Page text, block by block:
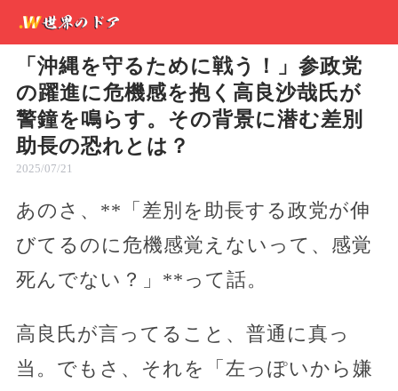
「沖縄を守るために戦う！」参政党
の躍進に危機感を抱く高良沙哉氏が
警鐘を鳴らす。その背景に潜む差別
助長の恐れとは？
2025/07/21
あのさ、**「差別を助長する政党が伸
びてるのに危機感覚えないって、感覚
死んでない？」**って話。
高良氏が言ってること、普通に真っ
当。でもさ、それを「左っぽいから嫌